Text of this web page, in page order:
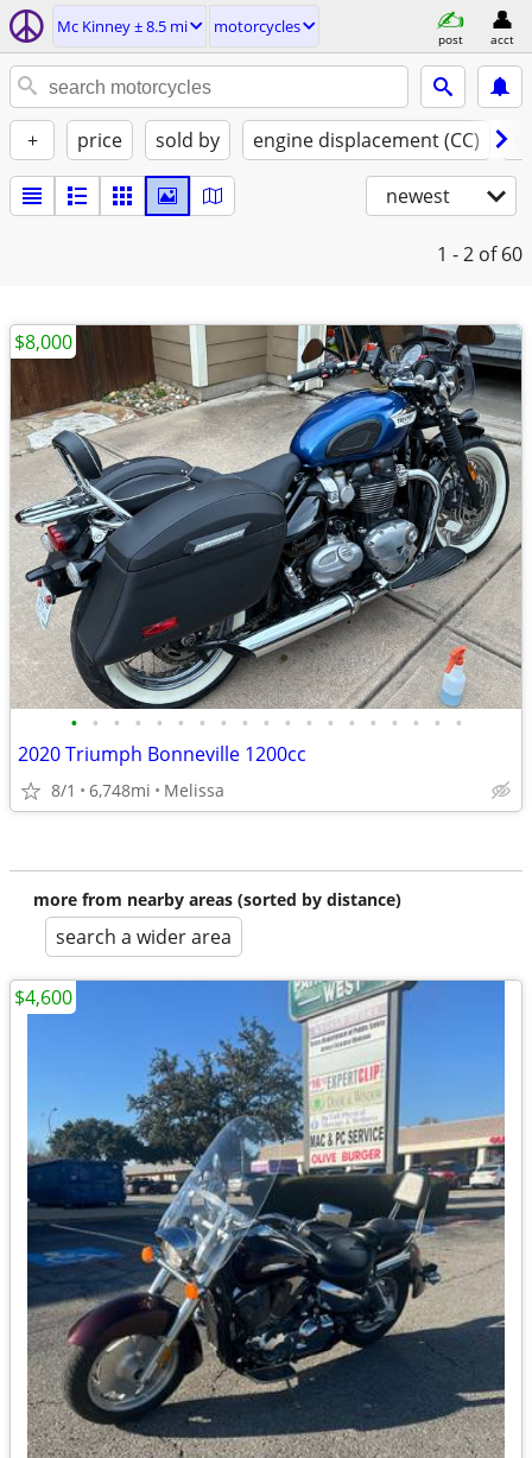
Mc Kinney ± 8.5 mi motorcycles
post acct
+ price sold by engine displacement (CC)
newest
1 - 2 of 60
• • • • • • • • • • • • • • • • • • •
2020 Triumph Bonneville 1200cc
8/1 6,748mi Melissa
$8,000
more from nearby areas (sorted by distance)
search a wider area
$4,600